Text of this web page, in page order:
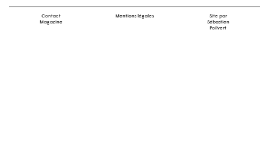
Contact
Magazine
Mentions légales
Site par
Sébastien
Poilvert